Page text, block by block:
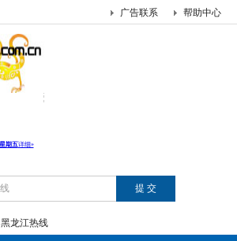
帮助中心
广告联系
黑龙江热线